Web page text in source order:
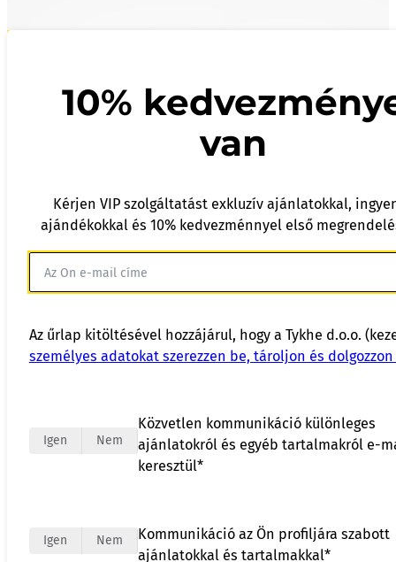
10%
van
Kérjen VIP szolgáltatást exkluzív ajánlatokkal,
ajándékokkal és 10% kedvezménnyel első
Az űrlap kitöltésével hozzájárul, hogy a Tykhe d.o.o.
személyes adatokat szerezzen be, tároljon és
Igen Nem
Közvetlen kommunikáció különleges
ajánlatokról és egyéb tartalmakról e-
keresztül*
Igen Nem
Kommunikáció az Ön profiljára szabott
ajánlatokkal és tartalmakkal*